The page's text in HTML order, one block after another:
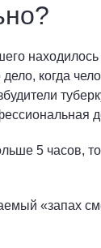
когда
5 часов,
«запах